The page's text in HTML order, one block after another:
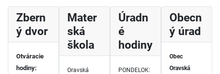
Zbern
ý dvor
Otváracie
hodiny:
Mater
ská
škola
Oravská
Úradn
é
hodiny
PONDELOK:
Obecn
ý úrad
Obec
Oravská